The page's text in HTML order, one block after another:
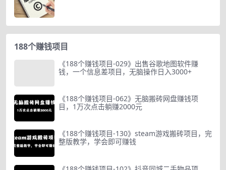
188个赚钱项目
《188个赚钱项目-029》出售谷歌地图软件赚
钱，一个信息差项目，无脑操作日入3000+
《188个赚钱项目-062》无脑搬砖网盘赚钱项
目，1万次点击躺赚2000元
《188个赚钱项目-130》steam游戏搬砖项目，完
整版教学，学会即可赚钱